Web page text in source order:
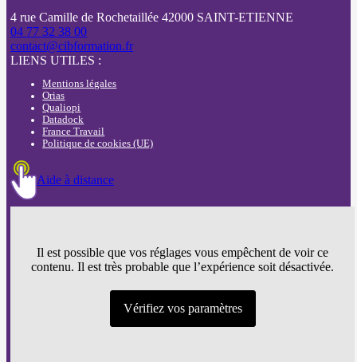
4 rue Camille de Rochetaillée 42000 SAINT-ETIENNE
04 77 32 38 00
contact@cibformation.fr
LIENS UTILES :
Mentions légales
Orias
Qualiopi
Datadock
France Travail
Politique de cookies (UE)
Aide à distance
Il est possible que vos réglages vous empêchent de voir ce
contenu. Il est très probable que l’expérience soit désactivée.
Vérifiez vos paramètres